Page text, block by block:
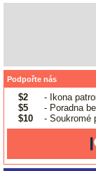
Podpořte nás
$2
- Ikona
$5
- Poradna
$10
- Soukromé